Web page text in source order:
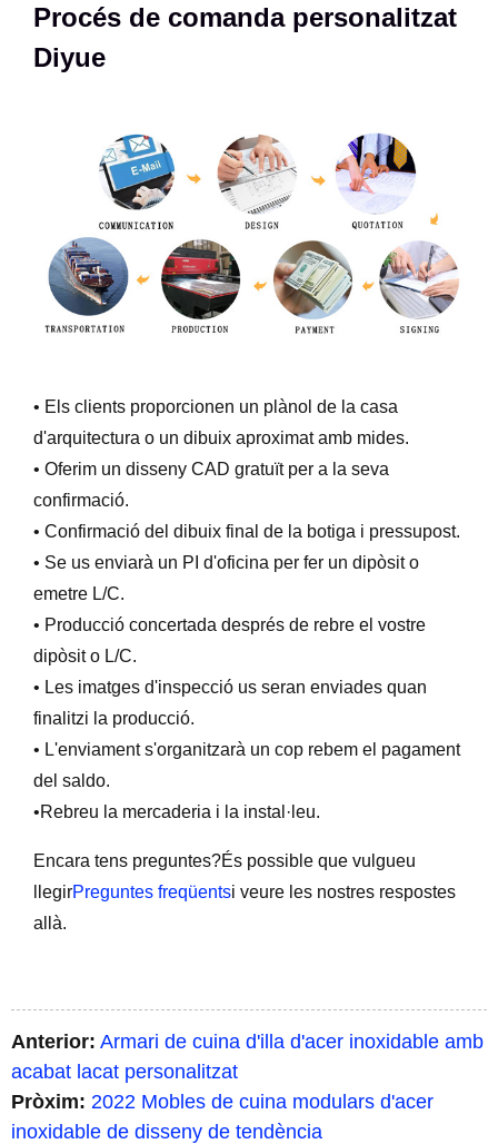
Procés de comanda personalitzat
Diyue
• Els clients proporcionen un plànol de la casa
d'arquitectura o un dibuix aproximat amb mides.
• Oferim un disseny CAD gratuït per a la seva
confirmació.
• Confirmació del dibuix final de la botiga i pressupost.
• Se us enviarà un PI d'oficina per fer un dipòsit o
emetre L/C.
• Producció concertada després de rebre el vostre
dipòsit o L/C.
• Les imatges d'inspecció us seran enviades quan
finalitzi la producció.
• L'enviament s'organitzarà un cop rebem el pagament
del saldo.
•Rebreu la mercaderia i la instal·leu.
Encara tens preguntes?És possible que vulgueu
llegirPreguntes freqüentsi veure les nostres respostes
allà.
Anterior: Armari de cuina d'illa d'acer inoxidable amb
acabat lacat personalitzat
Pròxim: 2022 Mobles de cuina modulars d'acer
inoxidable de disseny de tendència